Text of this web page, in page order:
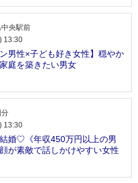
中央駅前
13:30
ン男性×子ども好き女性】穏やか
庭を築きたい男女
分
13:30
婚♡《年収450万円以上の男
が素敵で話しかけやすい女性